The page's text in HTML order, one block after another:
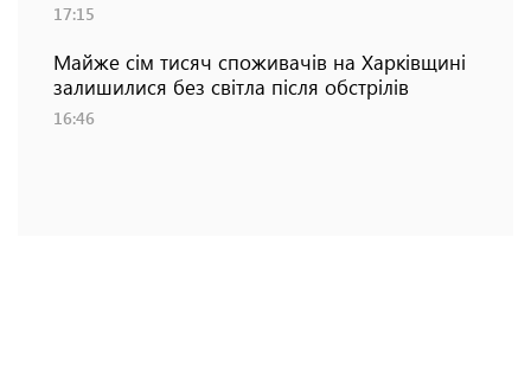
17:15
Майже сім тисяч споживачів на Харківщині
залишилися без світла після обстрілів
16:46